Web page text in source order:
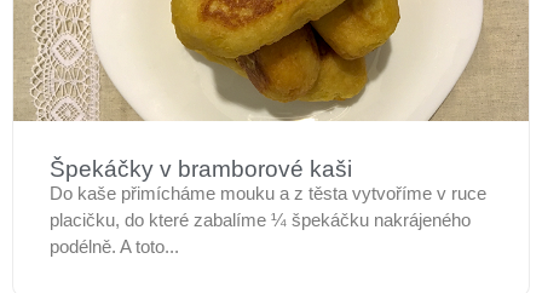
Špekáčky v bramborové kaši
Do kaše přimícháme mouku a z těsta vytvoříme v ruce
placičku, do které zabalíme ¼ špekáčku nakrájeného
podélně. A toto...